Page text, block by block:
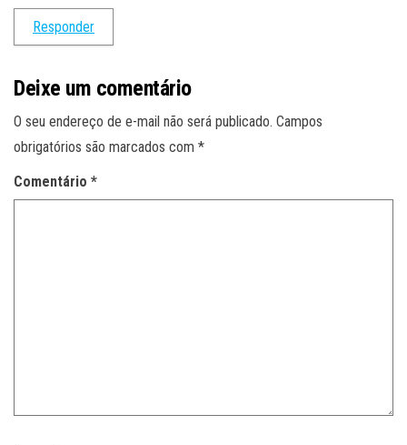
Responder
Deixe um comentário
O seu endereço de e-mail não será publicado. Campos
obrigatórios são marcados com *
Comentário *